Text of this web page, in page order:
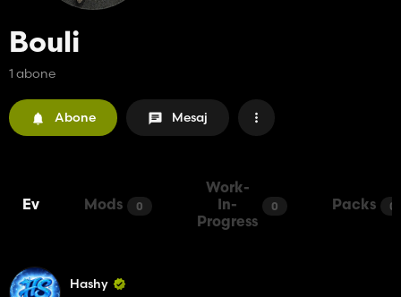
Bouli
1 abone
Abone Mesaj
Ev Mods 0
Work-
In-
Progress
0 Packs 0
Hashy